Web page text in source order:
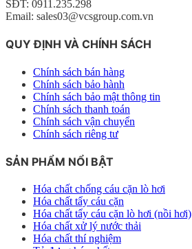
SĐT: 0911.235.298
Email: sales03@vcsgroup.com.vn
QUY ĐỊNH VÀ CHÍNH SÁCH
Chính sách bán hàng
Chính sách bảo hành
Chính sách bảo mật thông tin
Chính sách thanh toán
Chính sách vận chuyển
Chính sách riêng tư
SẢN PHẨM NỔI BẬT
Hóa chất chống cáu cặn lò hơi
Hóa chất tẩy cáu cặn
Hóa chất tẩy cáu cặn lò hơi (nồi hơi)
Hóa chất xử lý nước thải
Hóa chất thí nghiệm